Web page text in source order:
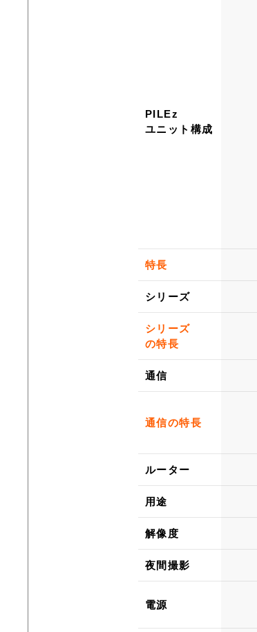
PILEz
ユニット構成
特長
シリーズ
シリーズ
の特長
通信
通信の特長
ルーター
用途
解像度
夜間撮影
電源